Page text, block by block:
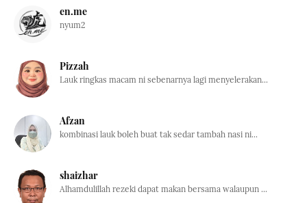
en.me
nyum2
Pizzah
Lauk ringkas macam ni sebenarnya lagi menyelerakan...
Afzan
kombinasi lauk boleh buat tak sedar tambah nasi ni...
shaizhar
Alhamdulillah rezeki dapat makan bersama walaupun ...